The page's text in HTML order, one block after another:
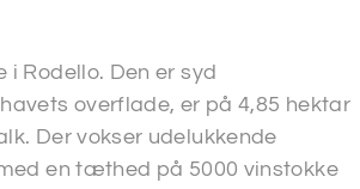
Rodello. Den er syd
overflade, er på 4,85 hektar
Der vokser udelukkende
en tæthed på 5000 vinstokke